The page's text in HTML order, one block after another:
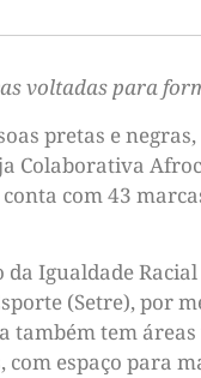
voltadas para
pretas e
Colaborativa
com 43
Igualdade
(Setre), por
também tem
espaço para